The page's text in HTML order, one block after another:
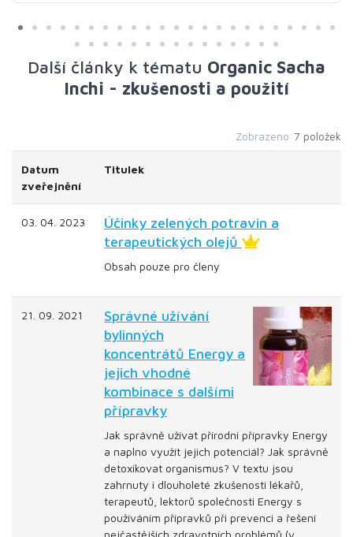
Další články k tématu Organic Sacha
Inchi - zkušenosti a použití
Zobrazeno 7 položek
Datum
zveřejnění
Titulek
03. 04. 2023
Účinky zelených potravin a
terapeutických olejů
Obsah pouze pro členy
21. 09. 2021
Správné užívání
bylinných
koncentrátů Energy a
jejich vhodné
kombinace s dalšími
přípravky
Jak správně užívat přírodní přípravky Energy
a naplno využít jejich potenciál? Jak správně
detoxikovat organismus? V textu jsou
zahrnuty i dlouholeté zkušenosti lékařů,
terapeutů, lektorů společnosti Energy s
používáním přípravků při prevenci a řešení
nejčastějších zdravotních problémů (v